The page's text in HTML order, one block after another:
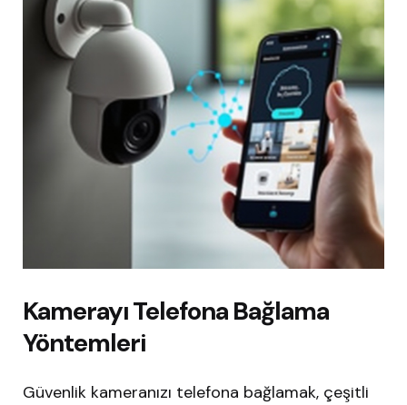
Kamerayı Telefona Bağlama
Yöntemleri
Güvenlik kameranızı telefona bağlamak, çeşitli